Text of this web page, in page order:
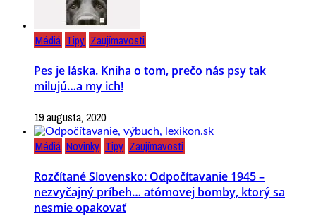
Médiá Tipy Zaujímavosti
Pes je láska. Kniha o tom, prečo nás psy tak
milujú…a my ich!
19 augusta, 2020
Médiá Novinky Tipy Zaujímavosti
Rozčítané Slovensko: Odpočítavanie 1945 –
nezvyčajný príbeh… atómovej bomby, ktorý sa
nesmie opakovať